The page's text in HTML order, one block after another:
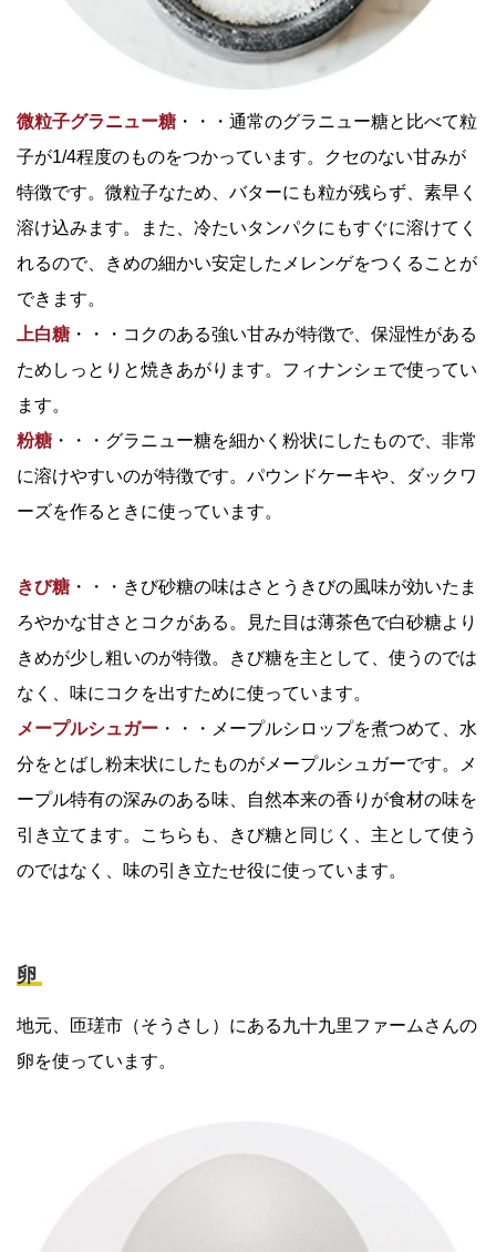
微粒子グラニュー糖 ・・・通常のグラニュー糖と比べて粒
子が1/4程度のものをつかっています。クセのない甘みが
特徴です。微粒子なため、バターにも粒が残らず、素早く
溶け込みます。また、冷たいタンパクにもすぐに溶けてく
れるので、きめの細かい安定したメレンゲをつくることが
できます。
上白糖 ・・・コクのある強い甘みが特徴で、保湿性がある
ためしっとりと焼きあがります。フィナンシェで使ってい
ます。
粉糖 ・・・グラニュー糖を細かく粉状にしたもので、非常
に溶けやすいのが特徴です。パウンドケーキや、ダックワ
ーズを作るときに使っています。
きび糖 ・・・きび砂糖の味はさとうきびの風味が効いたま
ろやかな甘さとコクがある。見た目は薄茶色で白砂糖より
きめが少し粗いのが特徴。きび糖を主として、使うのでは
なく、味にコクを出すために使っています。
メープルシュガー ・・・メープルシロップを煮つめて、水
分をとばし粉末状にしたものがメープルシュガーです。メ
ープル特有の深みのある味、自然本来の香りが食材の味を
引き立てます。こちらも、きび糖と同じく、主として使う
のではなく、味の引き立たせ役に使っています。
卵
地元、匝瑳市（そうさし）にある九十九里ファームさんの
卵を使っています。